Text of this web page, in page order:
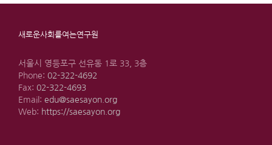
새로운사회를여는연구원
서울시 영등포구 선유동 1로 33, 3층
Phone: 02-322-4692
Fax: 02-322-4693
Email: edu@saesayon.org
Web: https://saesayon.org